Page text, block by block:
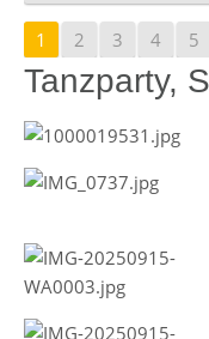
1 2 3 4 5
Tanzparty,